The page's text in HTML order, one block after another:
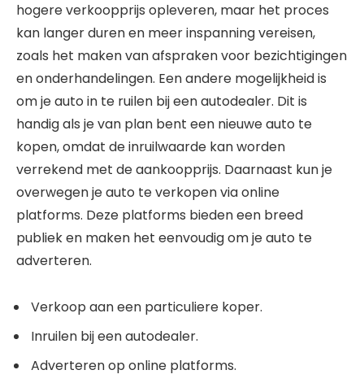
hogere verkoopprijs opleveren, maar het proces
kan langer duren en meer inspanning vereisen,
zoals het maken van afspraken voor bezichtigingen
en onderhandelingen. Een andere mogelijkheid is
om je auto in te ruilen bij een autodealer. Dit is
handig als je van plan bent een nieuwe auto te
kopen, omdat de inruilwaarde kan worden
verrekend met de aankoopprijs. Daarnaast kun je
overwegen je auto te verkopen via online
platforms. Deze platforms bieden een breed
publiek en maken het eenvoudig om je auto te
adverteren.
Verkoop aan een particuliere koper.
Inruilen bij een autodealer.
Adverteren op online platforms.